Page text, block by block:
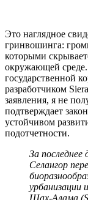
Это наглядное
гринвошинга:
которыми
окружающей среде.
государственной
разработчиком
заявления, я не
подтверждает
устойчивом
подотчетности.
За
Селангор
урбанизации
Шах-Алама